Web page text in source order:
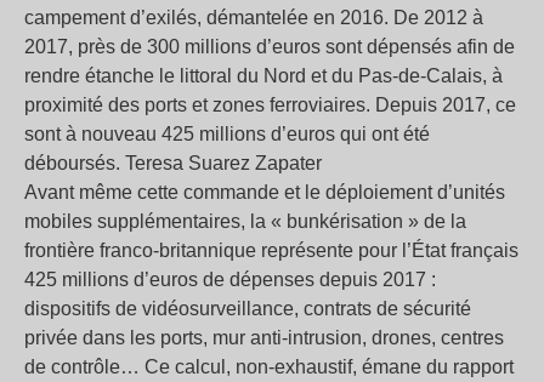
campement d’exilés, démantelée en 2016. De 2012 à
2017, près de 300 millions d’euros sont dépensés afin de
rendre étanche le littoral du Nord et du Pas-de-Calais, à
proximité des ports et zones ferroviaires. Depuis 2017, ce
sont à nouveau 425 millions d’euros qui ont été
déboursés. Teresa Suarez Zapater
Avant même cette commande et le déploiement d’unités
mobiles supplémentaires, la « bunkérisation » de la
frontière franco-britannique représente pour l’État français
425 millions d’euros de dépenses depuis 2017 :
dispositifs de vidéosurveillance, contrats de sécurité
privée dans les ports, mur anti-intrusion, drones, centres
de contrôle… Ce calcul, non-exhaustif, émane du rapport